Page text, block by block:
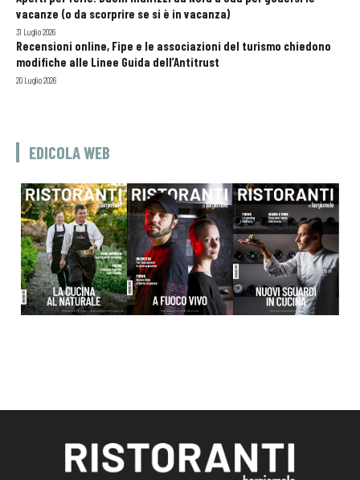
vacanze (o da scorprire se si è in vacanza)
31 Luglio 2026
Recensioni online, Fipe e le associazioni del turismo chiedono
modifiche alle Linee Guida dell’Antitrust
20 Luglio 2026
EDICOLA WEB